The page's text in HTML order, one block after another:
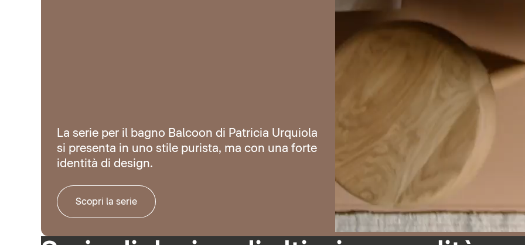
La serie per il bagno Balcoon di Patricia Urquiola
si presenta in uno stile purista, ma con una forte
identità di design.
Scopri la serie